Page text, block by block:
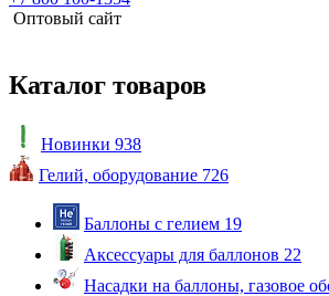
Оптовый сайт
Каталог товаров
Новинки 938
Гелий, оборудование 726
Баллоны с гелием 19
Аксессуары для баллонов 22
Насадки на баллоны, газовое